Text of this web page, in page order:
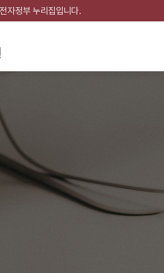
자정부 누리집입니다.